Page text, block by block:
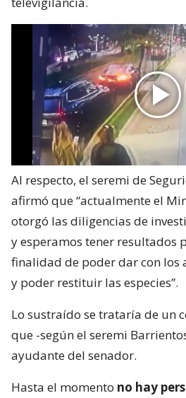
Al respecto, el seremi de
afirmó que “actualmente el
otorgó las diligencias de
y esperamos tener resultados
finalidad de poder dar con los
y poder restituir las especies”.
Lo sustraído se trataría de un
que -según el seremi
ayudante del senador.
Hasta el momento no hay